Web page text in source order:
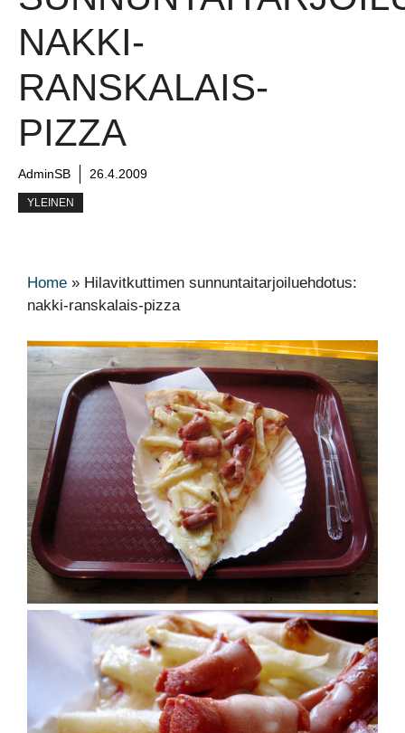
NAKKI-
RANSKALAIS-
PIZZA
AdminSB 26.4.2009
YLEINEN
Home » Hilavitkuttimen sunnuntaitarjoiluehdotus:
nakki-ranskalais-pizza